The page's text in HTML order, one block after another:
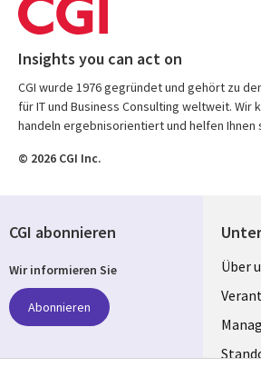
Insights you can act on
CGI wurde 1976 gegründet und gehört zu
für IT und Business Consulting weltweit. Wir
handeln ergebnisorientiert und helfen Ihnen
© 2026 CGI Inc.
Über
CGI abonnieren
Wir informieren Sie
Abonnieren